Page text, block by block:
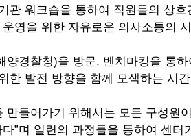
관 워크숍을 통하여 직원들의 상호
영을 위한 자유로운 의사소통의
양경찰청)을 방문, 벤치마킹을 통
한 발전 방향을 함께 모색하는 시
만들어가기 위해서는 모든 구성원
”며 일련의 과정들을 통하여 센터